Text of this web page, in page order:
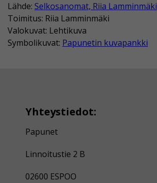
Lähde: Selkosanomat, Riia Lamminmäki
Toimitus: Riia Lamminmäki
Valokuvat: Lehtikuva
Symbolikuvat: Papunetin kuvapankki
Yhteystiedot:
Papunet
Linnoitustie 2 B
02600 ESPOO